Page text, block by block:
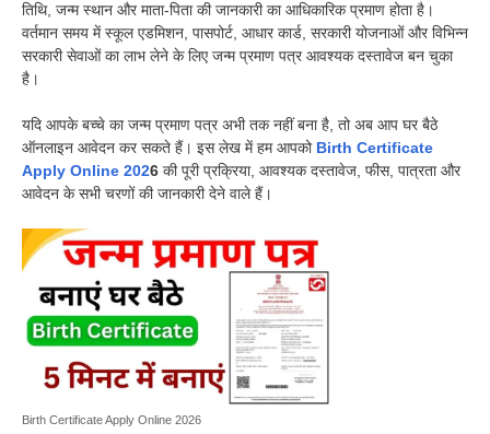
तिथि, जन्म स्थान और माता-पिता की जानकारी का आधिकारिक प्रमाण होता है।
वर्तमान समय में स्कूल एडमिशन, पासपोर्ट, आधार कार्ड, सरकारी योजनाओं और विभिन्न
सरकारी सेवाओं का लाभ लेने के लिए जन्म प्रमाण पत्र आवश्यक दस्तावेज बन चुका
है।
यदि आपके बच्चे का जन्म प्रमाण पत्र अभी तक नहीं बना है, तो अब आप घर बैठे
ऑनलाइन आवेदन कर सकते हैं। इस लेख में हम आपको Birth Certificate
Apply Online 2026 की पूरी प्रक्रिया, आवश्यक दस्तावेज, फीस, पात्रता और
आवेदन के सभी चरणों की जानकारी देने वाले हैं।
Birth Certificate Apply Online 2026